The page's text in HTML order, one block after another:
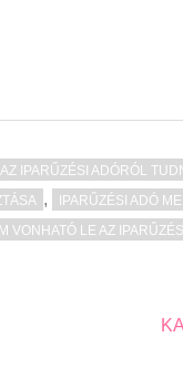
IPARŰZÉSI ADÓRÓL
, IPARŰZÉSI ADÓ
VONHATÓ LE AZ